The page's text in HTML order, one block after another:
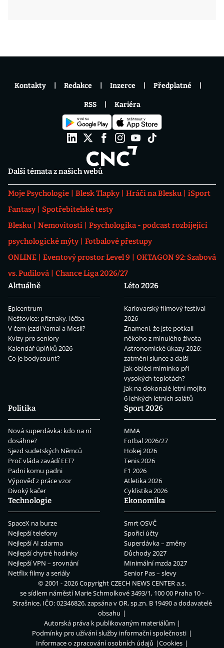
Další témata z našich webů
Moje Psychologie Blesk Tlapky Hráči na Blesku
iSport
Fantasy
Spotřebitelské testy
Blesku
Nemovitosti
Psychologika - podcast rozbíjející
psychologické mýty
Fotbalové přestupy
ONLINE
Eventový prostor Level 9
OKTAGON 92: Szabová
vs. Pudilová
Chance Liga 2026/27
Aktuálně
Epicentrum
Neštovice: příznaky, léčba
V čem jezdí Yamal a Mesii?
Kvízy pro seniory
Kalendář úplňků 2026
Co je bodycount?
Léto 2026
Karlovarský filmový festival
2026
Znamení, že jste potkali
někoho z minulého života
Astronomické úkazy 2026:
zatmění slunce a další
Jak obléci miminko při
vysokých teplotách?
Jak na dokonalé letní mojito
6 lehkých letních salátů
Politika
Nová superdávka: kdo na ní
dosáhne?
Sjezd sudetských Němců
Proč vláda zavádí EET?
Padni komu padni
Výpověď z práce vzor
Divoký kačer
Sport 2026
MMA
Fotbal 2026/27
Hokej 2026
Tenis 2026
F1 2026
Atletika 2026
Cyklistika 2026
Technologie
SpaceX na burze
Nejlepší telefony
Nejlepší AI zdarma
Nejlepší chytré hodinky
Nejlepší VPN – srovnání
Netflix filmy a seriály
Ekonomika
Smrt OSVČ
Spořicí účty
Superdávka – změny
Důchody 2027
Minimální mzda 2027
Senior Pas – slevy
Kontakty Redakce Inzerce Předplatné
RSS Kariéra
© 2001 - 2026 CopyrightCZECH NEWS CENTER a.s.
se sídlem náměstí Marie Schmolkové 3493/1, 100 00 Praha 10 -
Strašnice, IČO: 02346826, zapsána v OR, sp.zn. B 19490 a dodavatelé
obsahu
Autorská práva k publikovaným materiálům
Podmínky pro užívání služby informační společnosti
Informace o zpracování osobních údajů
Cookies